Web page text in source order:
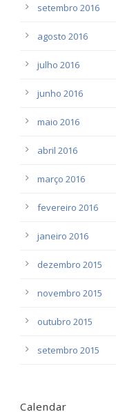
setembro 2016
agosto 2016
julho 2016
junho 2016
maio 2016
abril 2016
março 2016
fevereiro 2016
janeiro 2016
dezembro 2015
novembro 2015
outubro 2015
setembro 2015
Calendar